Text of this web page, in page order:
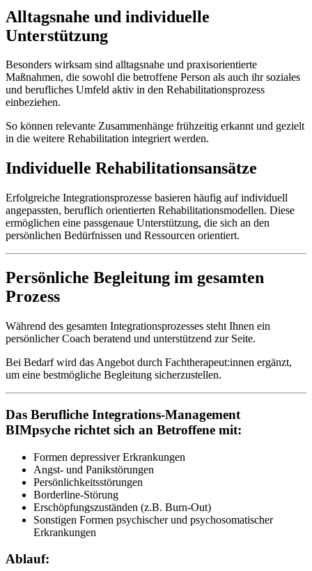
Alltagsnahe und individuelle
Unterstützung
Besonders wirksam sind alltagsnahe und praxisorientierte
Maßnahmen, die sowohl die betroffene Person als auch ihr soziales
und berufliches Umfeld aktiv in den Rehabilitationsprozess
einbeziehen.
So können relevante Zusammenhänge frühzeitig erkannt und gezielt
in die weitere Rehabilitation integriert werden.
Individuelle Rehabilitationsansätze
Erfolgreiche Integrationsprozesse basieren häufig auf individuell
angepassten, beruflich orientierten Rehabilitationsmodellen. Diese
ermöglichen eine passgenaue Unterstützung, die sich an den
persönlichen Bedürfnissen und Ressourcen orientiert.
Persönliche Begleitung im gesamten
Prozess
Während des gesamten Integrationsprozesses steht Ihnen ein
persönlicher Coach beratend und unterstützend zur Seite.
Bei Bedarf wird das Angebot durch Fachtherapeut:innen ergänzt,
um eine bestmögliche Begleitung sicherzustellen.
Das Berufliche Integrations-Management
BIMpsyche richtet sich an Betroffene mit:
Formen depressiver Erkrankungen
Angst- und Panikstörungen
Persönlichkeitsstörungen
Borderline-Störung
Erschöpfungszuständen (z.B. Burn-Out)
Sonstigen Formen psychischer und psychosomatischer
Erkrankungen
Ablauf: